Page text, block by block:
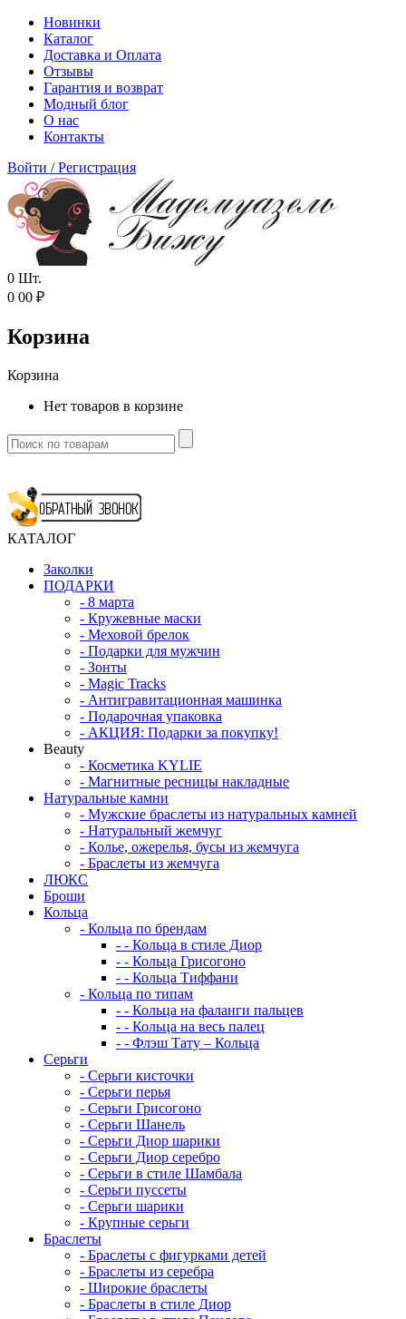
Новинки
Каталог
Доставка и Оплата
Отзывы
Гарантия и возврат
Модный блог
О нас
Контакты
Войти /Регистрация
0 Шт.
0 00 ₽
Корзина
Корзина
Нет товаров в корзине
КАТАЛОГ
Заколки
ПОДАРКИ
- 8 марта
- Кружевные маски
- Меховой брелок
- Подарки для мужчин
- Зонты
- Magic Tracks
- Антигравитационная машинка
- Подарочная упаковка
- АКЦИЯ: Подарки за покупку!
Beauty
- Косметика KYLIE
- Магнитные ресницы накладные
Натуральные камни
- Мужские браслеты из натуральных камней
- Натуральный жемчуг
- Колье, ожерелья, бусы из жемчуга
- Браслеты из жемчуга
ЛЮКС
Броши
Кольца
- Кольца по брендам
- - Кольца в стиле Диор
- - Кольца Грисогоно
- - Кольца Тиффани
- Кольца по типам
- - Кольца на фаланги пальцев
- - Кольца на весь палец
- - Флэш Тату – Кольца
Серьги
- Серьги кисточки
- Серьги перья
- Серьги Грисогоно
- Серьги Шанель
- Серьги Диор шарики
- Серьги Диор серебро
- Серьги в стиле Шамбала
- Серьги пуссеты
- Серьги шарики
- Крупные серьги
Браслеты
- Браслеты с фигурками детей
- Браслеты из серебра
- Широкие браслеты
- Браслеты в стиле Диор